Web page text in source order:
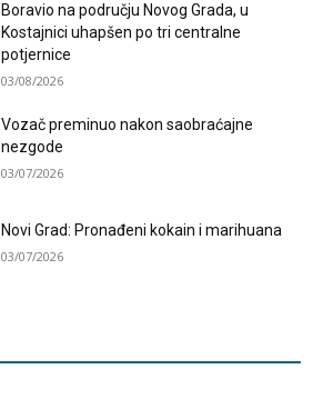
Boravio na području Novog Grada, u
Kostajnici uhapšen po tri centralne
potjernice
03/08/2026
Vozač preminuo nakon saobraćajne
nezgode
03/07/2026
Novi Grad: Pronađeni kokain i marihuana
03/07/2026